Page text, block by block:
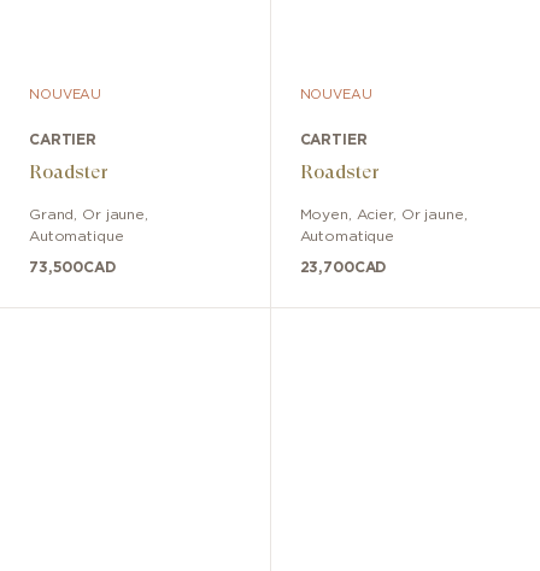
NOUVEAU
CARTIER
Roadster
Grand Or jaune
Automatique
73,500CAD
NOUVEAU
CARTIER
Roadster
Moyen Acier, Or jaune
Automatique
23,700CAD